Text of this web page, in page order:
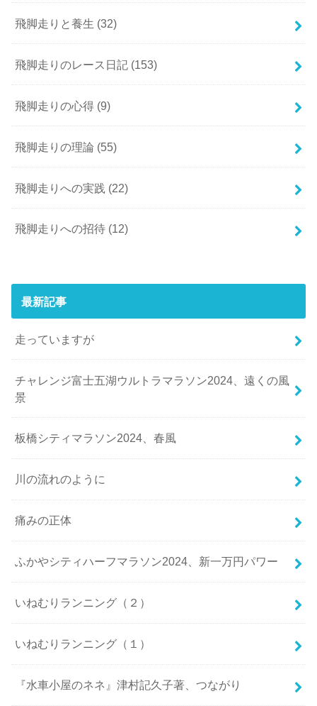
飛脚走りと養生 (32)
飛脚走りのレース日記 (153)
飛脚走りの心得 (9)
飛脚走りの理論 (55)
飛脚走りへの実践 (22)
飛脚走りへの招待 (12)
最新記事
走っていますが
チャレンジ富士五湖ウルトラマラソン2024、遠くの風
景
板橋シティマラソン2024、春風
川の流れのように
痛みの正体
ふかやシティハーフマラソン2024、新一万円パワー
いねむりランニング（２）
いねむりランニング（１）
『水車小屋のネネ』津村記久子著、つながり